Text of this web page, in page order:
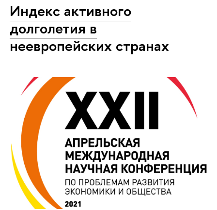
Индекс активного
долголетия в
неевропейских странах